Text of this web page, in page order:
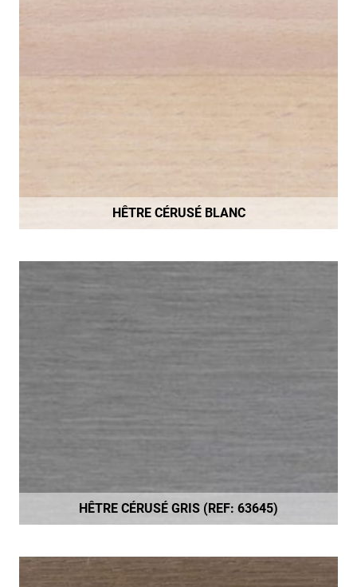
HÊTRE CÉRUSÉ BLANC
HÊTRE CÉRUSÉ GRIS (REF: 63645)